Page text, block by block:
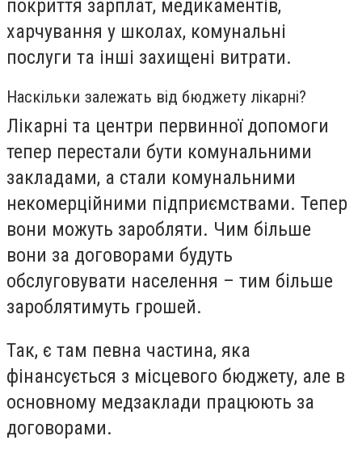
покриття зарплат, медикаментів,
харчування у школах, комунальні
послуги та інші захищені витрати.
Наскільки залежать від бюджету лікарні?
Лікарні та центри первинної допомоги
тепер перестали бути комунальними
закладами, а стали комунальними
некомерційними підприємствами. Тепер
вони можуть заробляти. Чим більше
вони за договорами будуть
обслуговувати населення – тим більше
зароблятимуть грошей.
Так, є там певна частина, яка
фінансується з місцевого бюджету, але в
основному медзаклади працюють за
договорами.